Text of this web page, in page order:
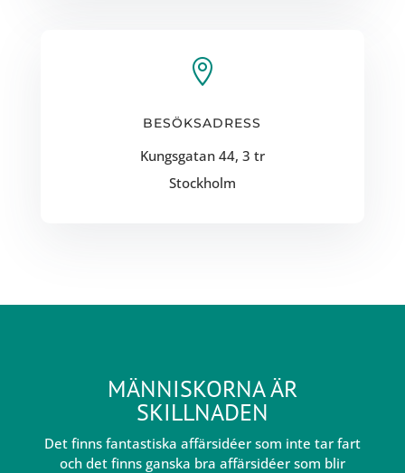

BESÖKSADRESS
Kungsgatan 44, 3 tr
Stockholm
MÄNNISKORNA ÄR
SKILLNADEN
Det finns fantastiska affärsidéer som inte tar fart
och det finns ganska bra affärsidéer som blir